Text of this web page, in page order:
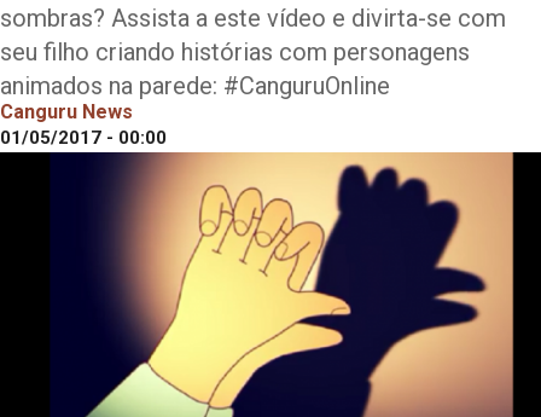
sombras? Assista a este vídeo e divirta-se com
seu filho criando histórias com personagens
animados na parede: #CanguruOnline
Canguru News
01/05/2017 - 00:00